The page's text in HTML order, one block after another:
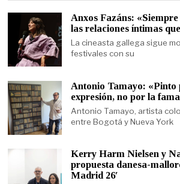
Anxos Fazáns:
las relaciones íntimas
La cineasta gallega sigue
festivales con su
Antonio Tamayo: «Pinto
expresión, no por la
Antonio Tamayo, artista
entre Bogotá y Nueva York
Kerry Harm Nielsen y
propuesta danesa-
Madrid 26′